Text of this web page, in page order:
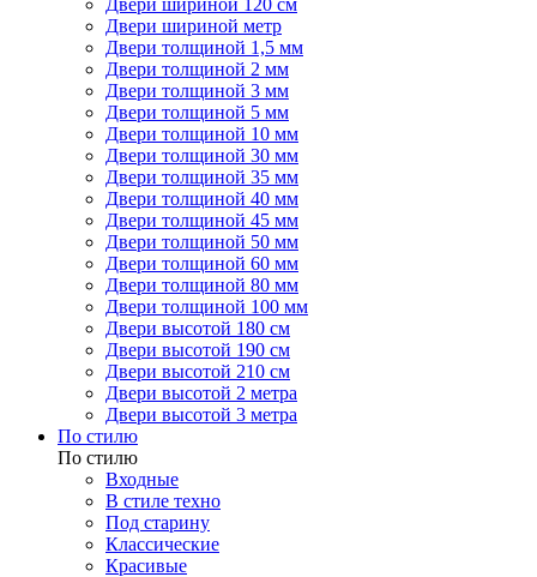
Двери шириной 120 см
Двери шириной метр
Двери толщиной 1,5 мм
Двери толщиной 2 мм
Двери толщиной 3 мм
Двери толщиной 5 мм
Двери толщиной 10 мм
Двери толщиной 30 мм
Двери толщиной 35 мм
Двери толщиной 40 мм
Двери толщиной 45 мм
Двери толщиной 50 мм
Двери толщиной 60 мм
Двери толщиной 80 мм
Двери толщиной 100 мм
Двери высотой 180 см
Двери высотой 190 см
Двери высотой 210 см
Двери высотой 2 метра
Двери высотой 3 метра
По стилю
По стилю
Входные
В стиле техно
Под старину
Классические
Красивые